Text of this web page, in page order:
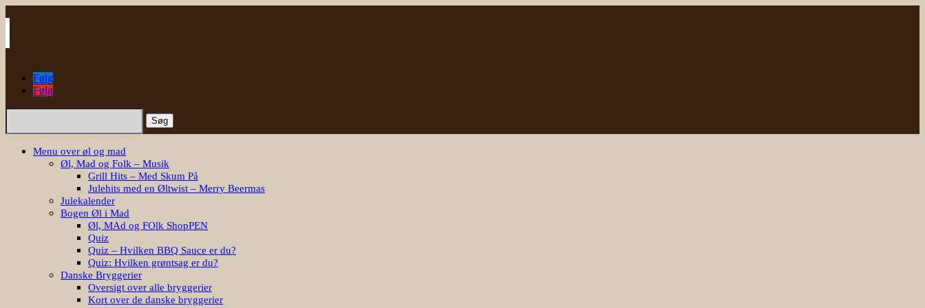
Følg
Følg
Søg
Menu over øl og mad
Øl, Mad og Folk – Musik
Grill Hits – Med Skum På
Julehits med en Øltwist – Merry Beermas
Julekalender
Bogen Øl i Mad
Øl, MAd og FOlk ShopPEN
Quiz
Quiz – Hvilken BBQ Sauce er du?
Quiz: Hvilken grøntsag er du?
Danske Bryggerier
Oversigt over alle bryggerier
Kort over de danske bryggerier